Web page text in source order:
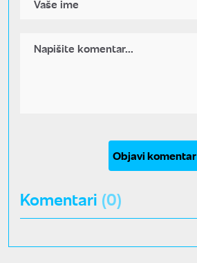
Objavi komentar
Komentari (0)